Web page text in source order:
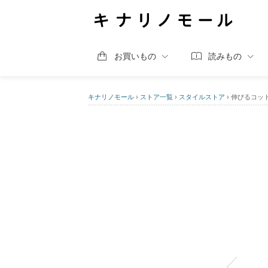
お買いもの 読みもの
キナリノモール › ストア一覧 › スタイルストア › 伸びるコッ